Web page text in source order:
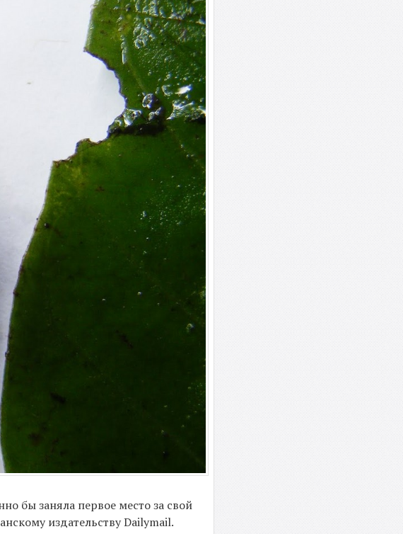
бы заняла первое место за свой
издательству Dailymail.